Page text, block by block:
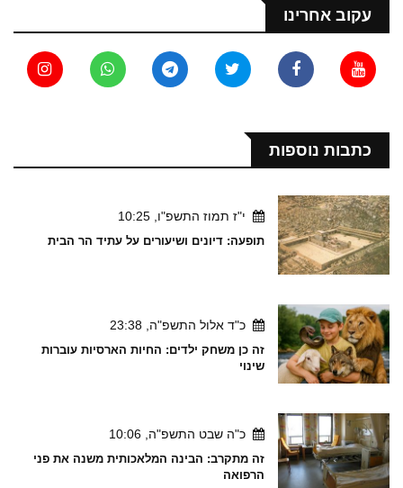
עקוב אחרינו
כתבות נוספות
י"ז תמוז התשפ"ו, 10:25
תופעה: דיונים ושיעורים על עתיד הר הבית
כ"ד אלול התשפ"ה, 23:38
זה כן משחק ילדים: החיות הארסיות עוברות
שינוי
כ"ה שבט התשפ"ה, 10:06
זה מתקרב: הבינה המלאכותית משנה את פני
הרפואה